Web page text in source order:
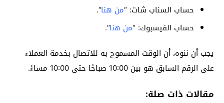
حساب السناب شات: “من هنا“.
حساب الفيسبوك: “من هنا“.
يجب أن ننوه، أن الوقت المسموح به للاتصال بخدمة العملاء
على الرقم السابق هو بين 10:00 صباحًا حتى 10:00 مساءً.
مقالات ذات صلة: